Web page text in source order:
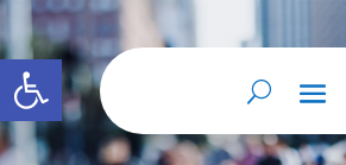
Abrir barra de herramientas